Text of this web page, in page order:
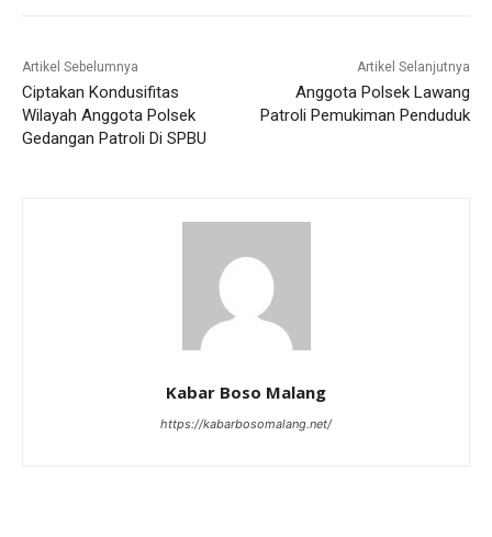
Artikel Sebelumnya
Ciptakan Kondusifitas
Wilayah Anggota Polsek
Gedangan Patroli Di SPBU
Artikel Selanjutnya
Anggota Polsek Lawang
Patroli Pemukiman Penduduk
Kabar Boso Malang
https://kabarbosomalang.net/